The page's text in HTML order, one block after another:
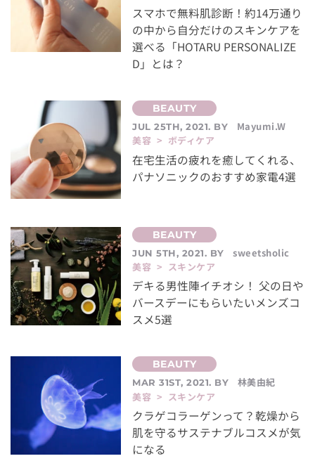
スマホで無料肌診断！約14万通り
の中から自分だけのスキンケアを
選べる「HOTARU PERSONALIZE
D」とは？
JUL 25TH, 2021. BY
Mayumi.W
美容 > ボディケア
在宅生活の疲れを癒してくれる、
パナソニックのおすすめ家電4選
JUN 5TH, 2021. BY
sweetsholic
美容 > スキンケア
デキる男性陣イチオシ！ 父の日や
バースデーにもらいたいメンズコ
スメ5選
MAR 31ST, 2021. BY
林美由紀
美容 > スキンケア
クラゲコラーゲンって？乾燥から
肌を守るサステナブルコスメが気
になる